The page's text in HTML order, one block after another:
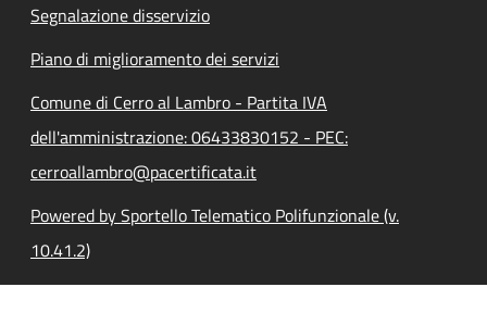
Segnalazione disservizio
Piano di miglioramento dei servizi
Comune di Cerro al Lambro - Partita IVA
dell'amministrazione: 06433830152 - PEC:
cerroallambro@pacertificata.it
Powered by Sportello Telematico Polifunzionale (v.
10.41.2)